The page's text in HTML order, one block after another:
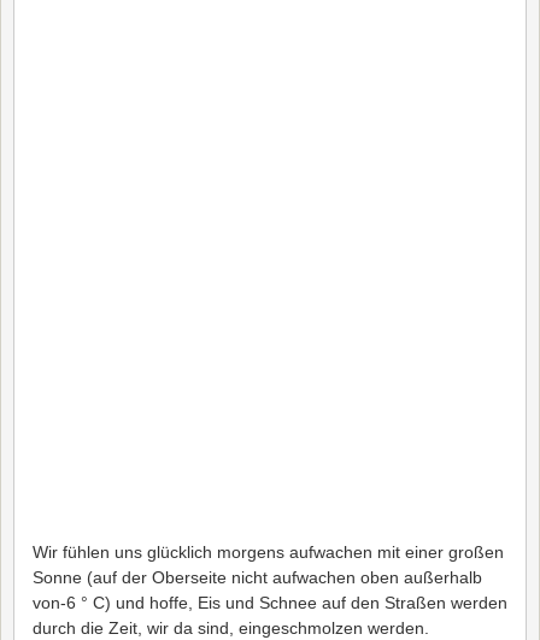
Wir fühlen uns glücklich morgens aufwachen mit einer großen
Sonne (auf der Oberseite nicht aufwachen oben außerhalb
von-6 ° C) und hoffe, Eis und Schnee auf den Straßen werden
durch die Zeit, wir da sind, eingeschmolzen werden.